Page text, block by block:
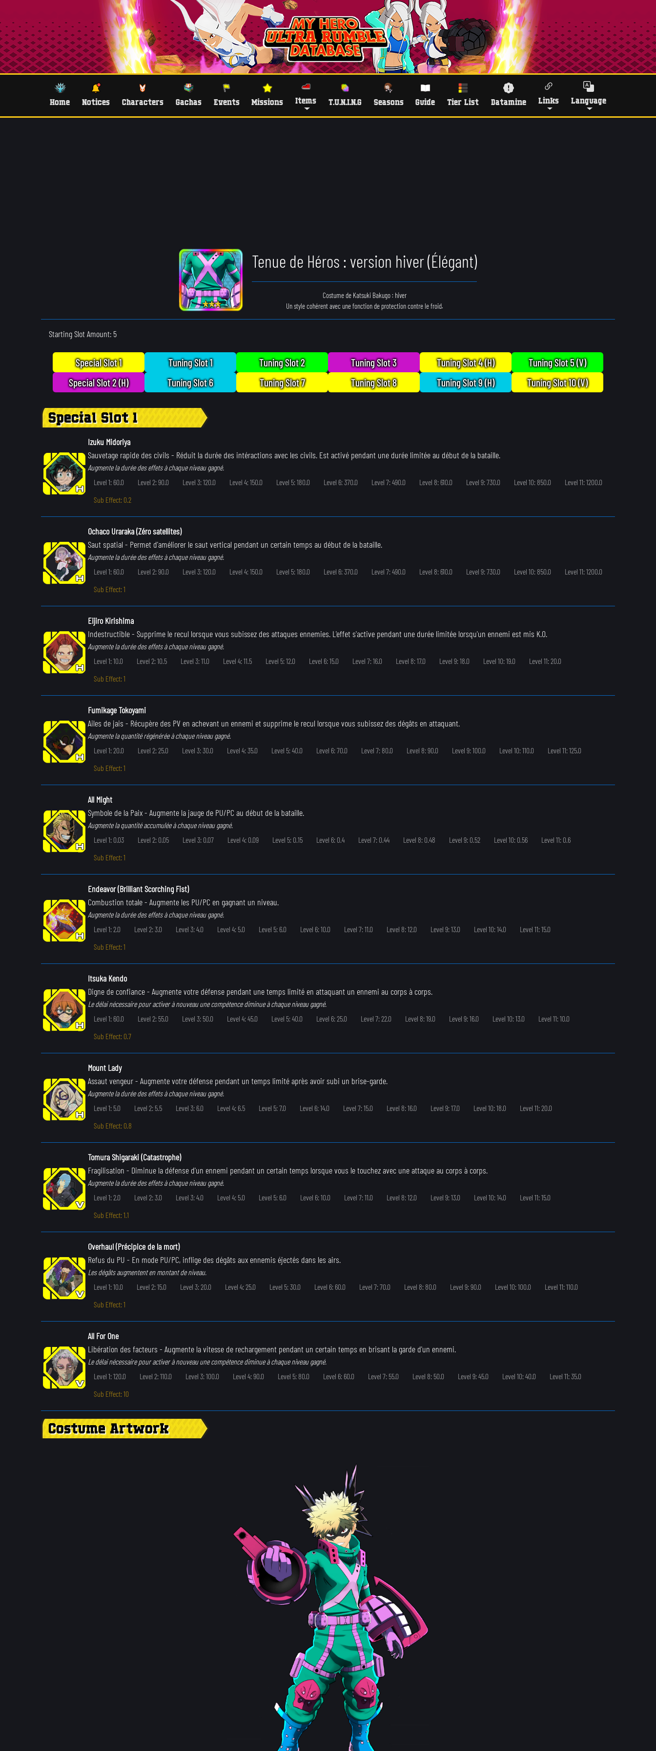
Home Notices Characters Gachas Events Missions Items T.U.N.I.N.G Seasons Guide Tier List Datamine Links Language
Tenue de Héros : version hiver (Élégant)
Costume de Katsuki Bakugo : hiver
Un style cohérent avec une fonction de protection contre le froid.
Starting Slot Amount: 5
Special Slot 1 Tuning Slot 1 Tuning Slot 2 Tuning Slot 3 Tuning Slot 4 (H)
Tuning Slot 5 (V)
Special Slot 2 (H)
Tuning Slot 6 Tuning Slot 7 Tuning Slot 8 Tuning Slot 9 (H) Tuning Slot 10 (V)
Special Slot 1
Izuku Midoriya
Sauvetage rapide des civils - Réduit la durée des intéractions avec les civils. Est activé pendant une durée limitée au début de la bataille.
Augmente la durée des effets à chaque niveau gagné.
Level 1: 60.0
Level 2: 90.0 Level 3: 120.0 Level 4: 150.0 Level 5: 180.0 Level 6: 370.0 Level 7: 490.0 Level 8: 610.0 Level 9: 730.0 Level 10: 850.0
Level 11: 1200.0
Sub Effect: 0.2
Ochaco Uraraka (Zéro satellites)
Saut spatial - Permet d'améliorer le saut vertical pendant un certain temps au début de la bataille.
Augmente la durée des effets à chaque niveau gagné.
Level 1: 60.0
Level 2: 90.0 Level 3: 120.0 Level 4: 150.0 Level 5: 180.0 Level 6: 370.0 Level 7: 490.0 Level 8: 610.0 Level 9: 730.0 Level 10: 850.0
Level 11: 1200.0
Sub Effect: 1
Eijiro Kirishima
Indestructible- Supprime le recul lorsque vous subissez des attaques ennemies. L'effet s'active pendant une durée limitée lorsqu'un ennemi est mis K.O.
Augmente la durée des effets à chaque niveau gagné.
Level 1: 10.0
Level 2: 10.5 Level 3: 11.0 Level 4: 11.5 Level 5: 12.0 Level 6: 15.0 Level 7: 16.0 Level 8: 17.0 Level 9: 18.0 Level 10: 19.0
Level 11: 20.0
Sub Effect: 1
Fumikage Tokoyami
Ailes de jais - Récupère des PV en achevant un ennemi et supprime le recul lorsque vous subissez des dégâts en attaquant.
Augmente la quantité régénérée à chaque niveau gagné.
Level 1: 20.0
Level 2: 25.0 Level 3: 30.0 Level 4: 35.0 Level 5: 40.0 Level 6: 70.0 Level 7: 80.0 Level 8: 90.0 Level 9: 100.0 Level 10: 110.0
Level 11: 125.0
Sub Effect: 1
All Might
Symbole de la Paix- Augmente la jauge de PU/PC au début de la bataille.
Augmente la quantité accumulée à chaque niveau gagné.
Level 1: 0.03
Level 2: 0.05 Level 3: 0.07 Level 4: 0.09 Level 5: 0.15 Level 6: 0.4 Level 7: 0.44 Level 8: 0.48 Level 9: 0.52 Level 10: 0.56
Level 11: 0.6
Sub Effect: 1
Endeavor (Brilliant Scorching Fist)
Combustion totale- Augmente les PU/PC en gagnant un niveau.
Augmente la durée des effets à chaque niveau gagné.
Level 1: 2.0
Level 2: 3.0 Level 3: 4.0 Level 4: 5.0 Level 5: 6.0 Level 6: 10.0 Level 7: 11.0 Level 8: 12.0 Level 9: 13.0 Level 10: 14.0
Level 11: 15.0
Sub Effect: 1
Itsuka Kendo
Digne de confiance- Augmente votre défense pendant une temps limité en attaquant un ennemi au corps à corps.
Le délai nécessaire pour activer à nouveau une compétence diminue à chaque niveau gagné.
Level 1: 60.0
Level 2: 55.0 Level 3: 50.0 Level 4: 45.0 Level 5: 40.0 Level 6: 25.0 Level 7: 22.0 Level 8: 19.0 Level 9: 16.0 Level 10: 13.0
Level 11: 10.0
Sub Effect: 0.7
Mount Lady
Assaut vengeur- Augmente votre défense pendant un temps limité après avoir subi un brise-garde.
Augmente la durée des effets à chaque niveau gagné.
Level 1: 5.0
Level 2: 5.5 Level 3: 6.0 Level 4: 6.5 Level 5: 7.0 Level 6: 14.0 Level 7: 15.0 Level 8: 16.0 Level 9: 17.0 Level 10: 18.0
Level 11: 20.0
Sub Effect: 0.8
Tomura Shigaraki (Catastrophe)
Fragilisation - Diminue la défense d'un ennemi pendant un certain temps lorsque vous le touchez avec une attaque au corps à corps.
Augmente la durée des effets à chaque niveau gagné.
Level 1: 2.0
Level 2: 3.0 Level 3: 4.0 Level 4: 5.0 Level 5: 6.0 Level 6: 10.0 Level 7: 11.0 Level 8: 12.0 Level 9: 13.0 Level 10: 14.0
Level 11: 15.0
Sub Effect: 1.1
Overhaul (Précipice de la mort)
Refus du PU - En mode PU/PC, inflige des dégâts aux ennemis éjectés dans les airs.
Les dégâts augmentent en montant de niveau.
Level 1: 10.0
Level 2: 15.0 Level 3: 20.0 Level 4: 25.0 Level 5: 30.0 Level 6: 60.0 Level 7: 70.0 Level 8: 80.0 Level 9: 90.0 Level 10: 100.0
Level 11: 110.0
Sub Effect: 1
All For One
Libération des facteurs - Augmente la vitesse de rechargement pendant un certain temps en brisant la garde d'un ennemi.
Le délai nécessaire pour activer à nouveau une compétence diminue à chaque niveau gagné.
Level 1: 120.0
Level 2: 110.0 Level 3: 100.0 Level 4: 90.0 Level 5: 80.0 Level 6: 60.0 Level 7: 55.0 Level 8: 50.0 Level 9: 45.0 Level 10: 40.0
Level 11: 35.0
Sub Effect: 10
Costume Artwork